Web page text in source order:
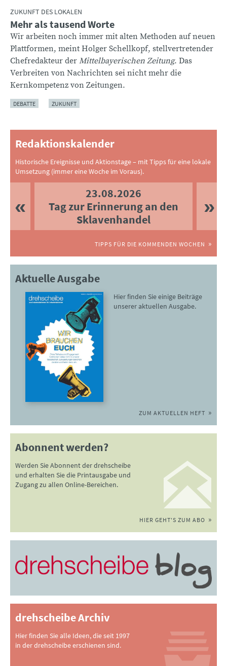
ZUKUNFT DES LOKALEN
:Mehr als tausend Worte
Wir arbeiten noch immer mit alten Methoden auf neuen
Plattformen, meint Holger Schellkopf, stellvertretender
Chefredakteur der Mittelbayerischen Zeitung. Das
Verbreiten von Nachrichten sei nicht mehr die
Kernkompetenz von Zeitungen.
DEBATTE ZUKUNFT
Redaktionskalender
Historische Ereignisse und Aktionstage – mit Tipps für eine lokale
Umsetzung (immer eine Woche im Voraus).
23.08.2026
Tag zur Erinnerung an den
Sklavenhandel
TIPPS FÜR DIE KOMMENDEN WOCHEN
Aktuelle Ausgabe
Hier finden Sie einige Beiträge
unserer aktuellen Ausgabe.
ZUM AKTUELLEN HEFT
Abonnent werden?
Werden Sie Abonnent der drehscheibe
und erhalten Sie die Printausgabe und
Zugang zu allen Online-Bereichen.
HIER GEHT'S ZUM ABO
drehscheibe Archiv
Hier finden Sie alle Ideen, die seit 1997
in der drehscheibe erschienen sind.